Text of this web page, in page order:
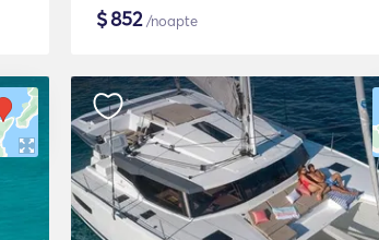
$852/noapte